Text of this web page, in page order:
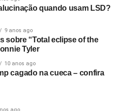
com uma câmera e só
Cerca de nove
e meia de uma vez e
adicionais sobre o que já
com os três cartuchos e uma
Eu já tinha começado as
quando usam LSD?
9 anos ago
sobre “Total eclipse of the
Tyler
10 anos ago
cagado na cueca – confira
ago